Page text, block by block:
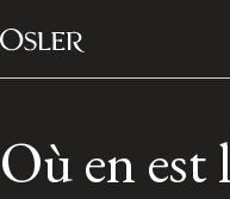
Passer au contenu
Main
Où en est